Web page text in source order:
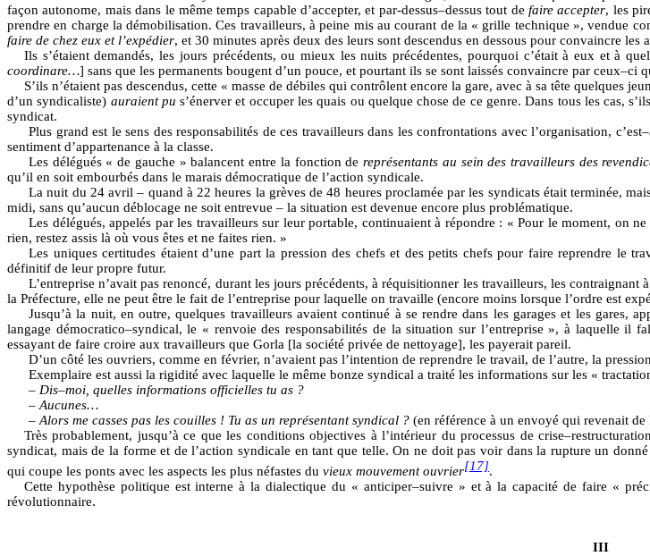
façon autonome, mais dans le même temps capable d’accepter, et par-dessus–dessus tout de faire accepter, les
prendre en charge la démobilisation. Ces travailleurs, à peine mis au courant de la « grille technique », vendue
faire de chez eux et l’expédier, et 30 minutes après deux des leurs sont descendus en dessous pour convaincre les
Ils s’étaient demandés, les jours précédents, ou mieux les nuits précédentes, pourquoi c’était à eux et à
coordinare…] sans que les permanents bougent d’un pouce, et pourtant ils se sont laissés convaincre par ceux–ci
S’ils n’étaient pas descendus, cette « masse de débiles qui contrôlent encore la gare, avec à sa tête quelques
d’un syndicaliste) auraient pu s’énerver et occuper les quais ou quelque chose de ce genre. Dans tous les cas,
syndicat.
Plus grand est le sens des responsabilités de ces travailleurs dans les confrontations avec l’organisation,
sentiment d’appartenance à la classe.
Les délégués « de gauche » balancent entre la fonction dereprésentants au sein des travailleurs des
qu’il en soit embourbés dans le marais démocratique de l’action syndicale.
La nuit du 24 avril – quand à 22 heures la grèves de 48 heures proclamée par les syndicats était terminée,
midi, sans qu’aucun déblocage ne soit entrevue – la situation est devenue encore plus problématique.
Les délégués, appelés par les travailleurs sur leur portable, continuaient à répondre : « Pour le moment, on
rien, restez assis là où vous êtes et ne faites rien. »
Les uniques certitudes étaient d’une part la pression des chefs et des petits chefs pour faire reprendre le
définitif de leur propre futur.
L’entreprise n’avait pas renoncé, durant les jours précédents, à réquisitionner les travailleurs, les
la Préfecture, elle ne peut être le fait de l’entreprise pour laquelle on travaille (encore moins lorsque l’ordre est
Jusqu’à la nuit, en outre, quelques travailleurs avaient continué à se rendre dans les garages et les gares,
langage démocratico–syndical, le « renvoie des responsabilités de la situation sur l’entreprise », à laquelle il
essayant de faire croire aux travailleurs que Gorla [la société privée de nettoyage], les payerait pareil.
D’un côté les ouvriers, comme en février, n’avaient pas l’intention de reprendre le travail, de l’autre, la
Exemplaire est aussi la rigidité avec laquelle le même bonze syndical a traité les informations sur les «
– Dis–moi, quelles informations officielles tu as ?
–Aucunes…
– Alors me casses pas les couilles ! Tu as un représentant syndical ? (en référence à un envoyé qui revenait de
Très probablement, jusqu’à ce que les conditions objectives à l’intérieur du processus de
syndicat, mais de la forme et de l’action syndicale en tant que telle. On ne doit pas voir dans la rupture un
qui coupe les ponts avec les aspects les plus néfastes du vieux mouvement ouvrier[17].
Cette hypothèse politique est interne à la dialectique du « anticiper–suivre » et à la capacité de faire «
révolutionnaire.
III